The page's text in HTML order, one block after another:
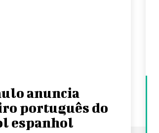
anuncia
português do
espanhol